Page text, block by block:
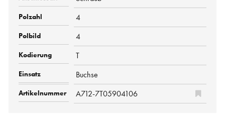
4
4
T
Buchse
A712-7T05904106